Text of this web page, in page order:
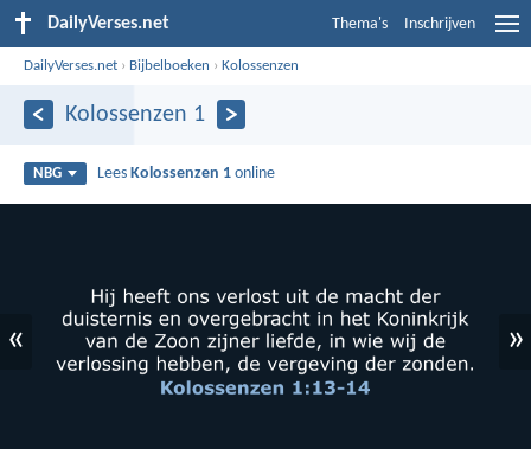
DailyVerses.net Thema's Inschrijven
DailyVerses.net › Bijbelboeken ›Kolossenzen
Kolossenzen 1
NBG Lees Kolossenzen 1 online
« »